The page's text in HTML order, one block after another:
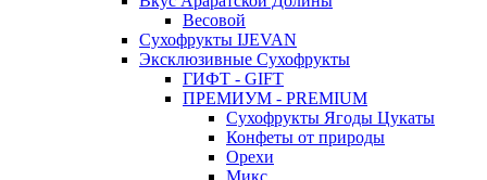
Весовой
Сухофрукты IJEVAN
Эксклюзивные Сухофрукты
ГИФТ - GIFT
ПРЕМИУМ - PREMIUM
Сухофрукты Ягоды Цукаты
Конфеты от природы
Орехи
Микс